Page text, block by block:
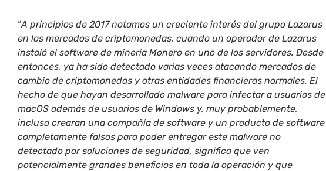
“A principios de 2017 notamos un creciente interés del grupo Lazarus
en los mercados de criptomonedas, cuando un operador de Lazarus
instaló el software de minería Monero en uno de los servidores. Desde
entonces, ya ha sido detectado varias veces atacando mercados de
cambio de criptomonedas y otras entidades financieras normales. El
hecho de que hayan desarrollado malware para infectar a usuarios de
macOS además de usuarios de Windows y, muy probablemente,
incluso crearan una compañía de software y un producto de software
completamente falsos para poder entregar este malware no
detectado por soluciones de seguridad, significa que ven
potencialmente grandes beneficios en toda la operación y que